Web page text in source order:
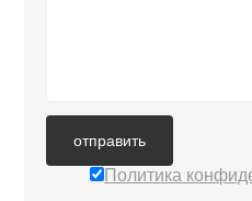
отправить
Политика